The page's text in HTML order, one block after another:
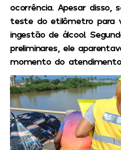
ocorrência. Apesar disso,
teste do etilômetro para
ingestão de álcool.
preliminares, ele
momento do